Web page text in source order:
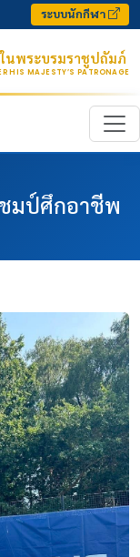
ระบบนักกีฬา
ในพระบรมราชูปถัมภ์
HIS MAJESTY’S PATRONAGE
มป์ศึกอาชีพ